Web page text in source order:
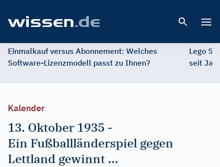
Einmalkauf versus Abonnement: Welches
Software-Lizenzmodell passt zu Ihnen?
Lego
seit
Kalender
13. Oktober 1935 -
Ein Fußballländerspiel gegen
Lettland gewinnt ...